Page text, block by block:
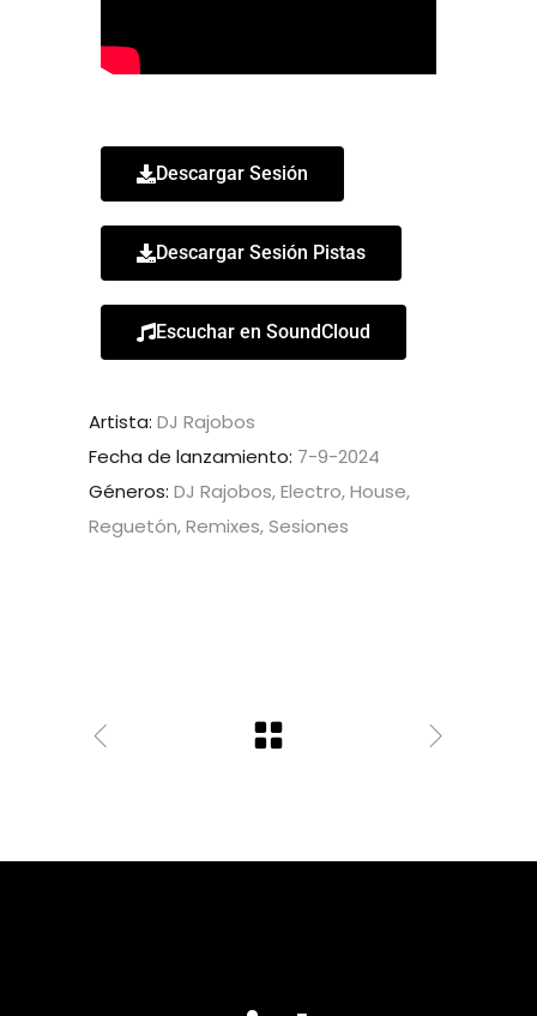
Descargar Sesión
Descargar Sesión Pistas
Escuchar en SoundCloud
Artista: DJ Rajobos
Fecha de lanzamiento: 7-9-2024
Géneros: DJ Rajobos, Electro, House,
Reguetón, Remixes, Sesiones